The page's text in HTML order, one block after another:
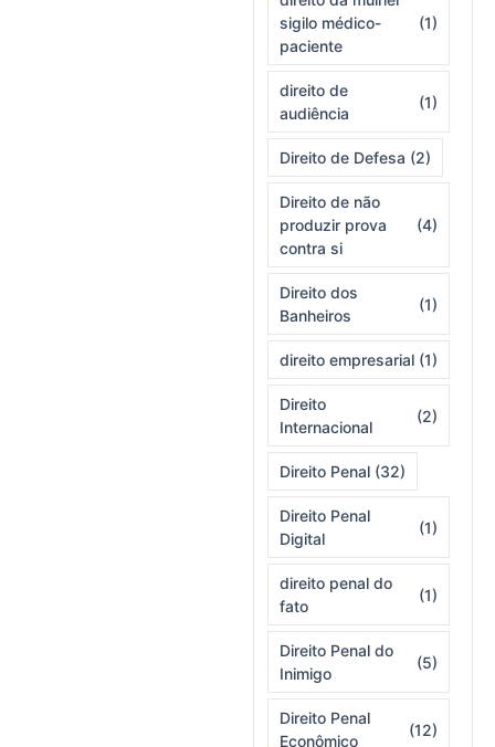
sigilo médico-
paciente
(1)
direito de
audiência
(1)
Direito de Defesa (2)
Direito de não
produzir prova
contra si
(4)
Direito dos
Banheiros
(1)
direito empresarial (1)
Direito
Internacional
(2)
Direito Penal (32)
Direito Penal
Digital
(1)
direito penal do
fato
(1)
Direito Penal do
Inimigo
(5)
Direito Penal
Econômico
(12)